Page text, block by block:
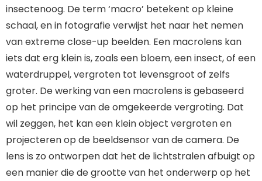
insectenoog. De term ‘macro’ betekent op kleine
schaal, en in fotografie verwijst het naar het nemen
van extreme close-up beelden. Een macrolens kan
iets dat erg klein is, zoals een bloem, een insect, of een
waterdruppel, vergroten tot levensgroot of zelfs
groter. De werking van een macrolens is gebaseerd
op het principe van de omgekeerde vergroting. Dat
wil zeggen, het kan een klein object vergroten en
projecteren op de beeldsensor van de camera. De
lens is zo ontworpen dat het de lichtstralen afbuigt op
een manier die de grootte van het onderwerp op het